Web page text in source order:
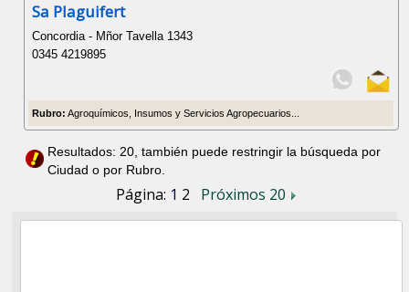
Sa Plaguifert
Concordia - Mñor Tavella 1343
0345 4219895
Rubro: Agroquímicos, Insumos y Servicios Agropecuarios...
Resultados: 20, también puede restringir la búsqueda por
Ciudad o por Rubro.
Página: 1 2 Próximos 20